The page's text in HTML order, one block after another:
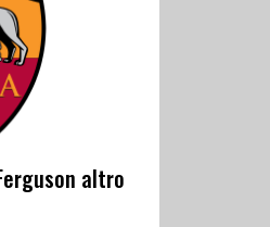
altro